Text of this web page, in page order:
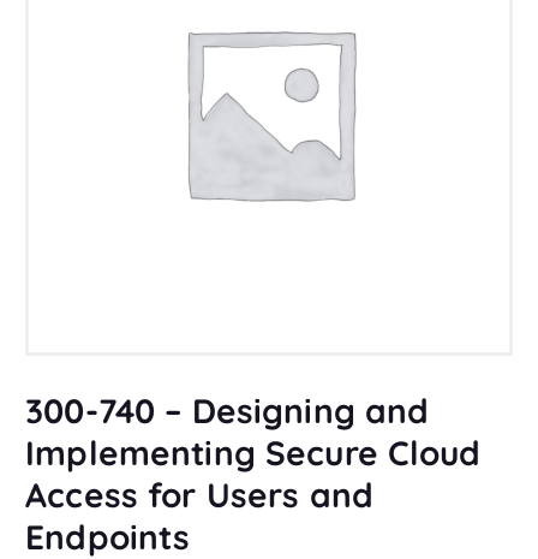
300-740 – Designing and
Implementing Secure Cloud
Access for Users and
Endpoints